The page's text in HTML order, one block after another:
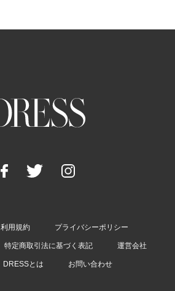
利用規約 プライバシーポリシー
特定商取引法に基づく表記 運営会社
DRESSとは お問い合わせ